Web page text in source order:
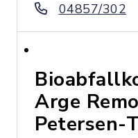
04857/302
Arge
Petersen-